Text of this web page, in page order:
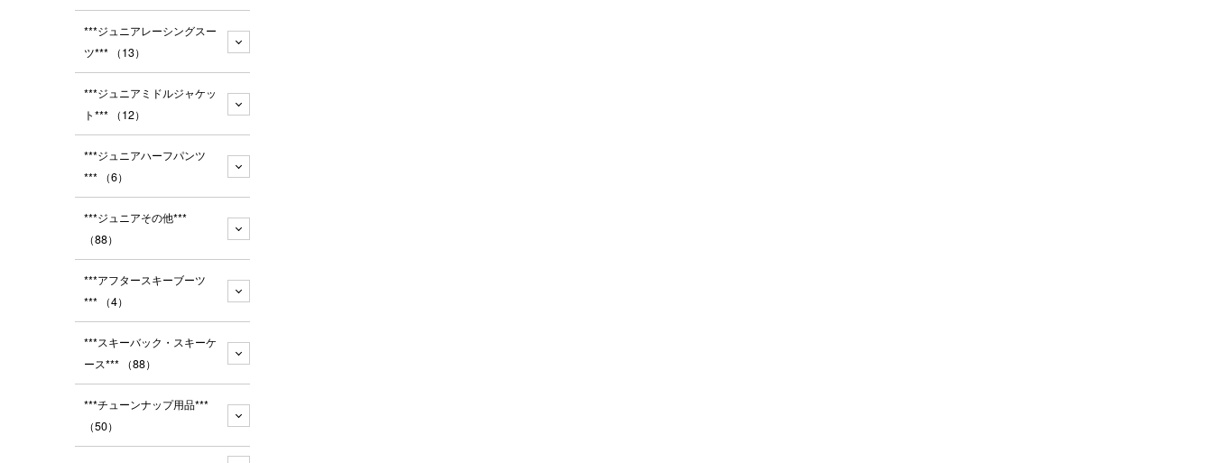
***ジュニアレーシングスー
ツ*** （13）
***ジュニアミドルジャケッ
ト*** （12）
***ジュニアハーフパンツ
*** （6）
***ジュニアその他***
（88）
***アフタースキーブーツ
*** （4）
***スキーバック・スキーケ
ース*** （88）
***チューンナップ用品***
（50）